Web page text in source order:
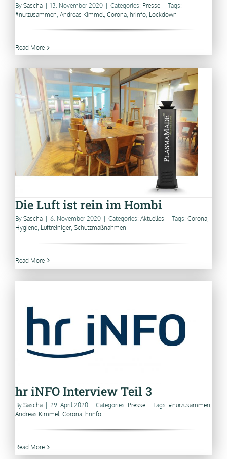
By Sascha 13. November 2020 Categories: Presse
Tags:
#nurzusammen, Andreas Kimmel, Corona, hrinfo, Lockdown
Read More
Die Luft ist rein im Hombi
By Sascha 6. November 2020 Categories: Aktuelles Tags: Corona
Hygiene Luftreiniger Schutzmaßnahmen
Read More
hr iNFO Interview Teil 3
By Sascha 29. April 2020 Categories: Presse Tags: #nurzusammen,
Andreas Kimmel, Corona, hrinfo
Read More